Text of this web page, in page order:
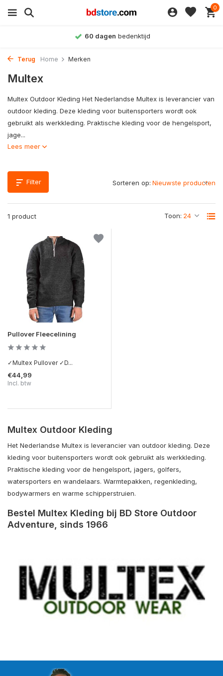
0
60 dagen bedenktijd
Terug Home Merken
Multex
Multex Outdoor Kleding Het Nederlandse Multex is leverancier van
outdoor kleding. Deze kleding voor buitensporters wordt ook
gebruikt als werkkleding. Praktische kleding voor de hengelsport,
jage...
Lees meer
Filter
1 product Toon:
Sorteren op:
Pullover Fleecelining
✓Multex Pullover ✓D...
€44,99
Incl. btw
Multex Outdoor Kleding
Het Nederlandse Multex is leverancier van outdoor kleding. Deze
kleding voor buitensporters wordt ook gebruikt als werkkleding.
Praktische kleding voor de hengelsport, jagers, golfers,
watersporters en wandelaars. Warmtepakken, regenkleding,
bodywarmers en warme schipperstruien.
Bestel Multex Kleding bij BD Store Outdoor
Adventure, sinds 1966